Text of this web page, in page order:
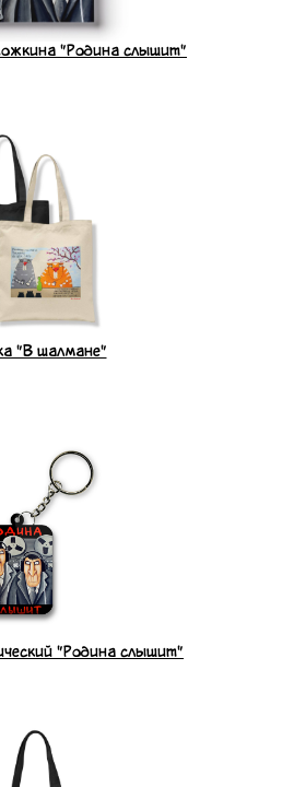
"Родина слышит"
"В шалмане"
"Родина слышит"